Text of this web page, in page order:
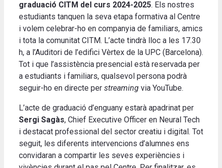
graduació CITM del curs 2024-2025. Els nostres
estudiants tanquen la seva etapa formativa al Centre
i volem celebrar-ho en companyia de familiars, amics
i tota la comunitat CITM. L’acte tindrà lloc a les 17.30
h, a l’Auditori de l’edifici Vèrtex de la UPC (Barcelona).
Tot i que l’assistència presencial està reservada per
a estudiants i familiars, qualsevol persona podrà
seguir-ho en directe per streaming via YouTube.
L’acte de graduació d’enguany estarà apadrinat per
Sergi Sagàs, Chief Executive Officer en Neural Tech
i destacat professional del sector creatiu i digital. Tot
seguit, les diferents intervencions d’alumnes ens
convidaran a compartir les seves experiències i